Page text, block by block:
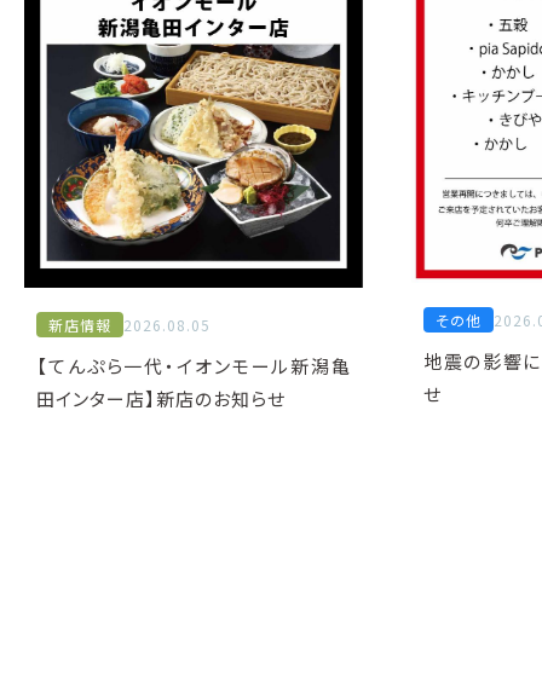
新店情報 2026.08.05
【てんぷら一代・イオンモール新潟亀
田インター店】新店のお知らせ
その他
地震の影響
せ